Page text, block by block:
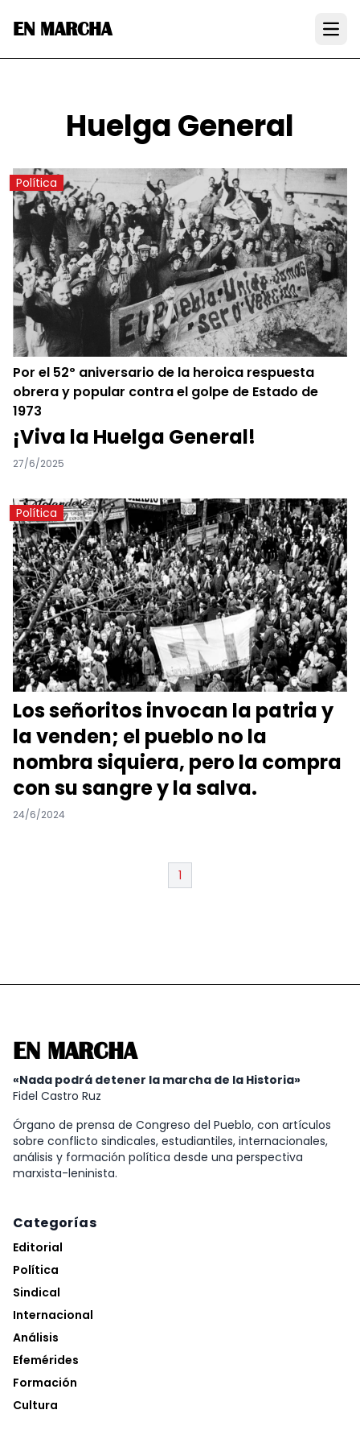
EN MARCHA
Huelga General
Política
Por el 52º aniversario de la heroica respuesta
obrera y popular contra el golpe de Estado de
1973
¡Viva la Huelga General!
27/6/2025
Política
Los señoritos invocan la patria y
la venden; el pueblo no la
nombra siquiera, pero la compra
con su sangre y la salva.
24/6/2024
1
EN MARCHA
«Nada podrá detener la marcha de la Historia»
Fidel Castro Ruz
Órgano de prensa de Congreso del Pueblo, con artículos
sobre conflicto sindicales, estudiantiles, internacionales,
análisis y formación política desde una perspectiva
marxista-leninista.
Categorías
Editorial
Política
Sindical
Internacional
Análisis
Efemérides
Formación
Cultura